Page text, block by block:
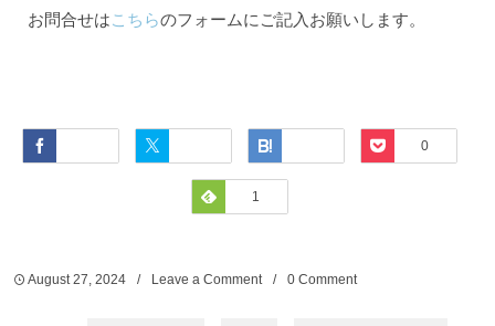
お問合せはこちらのフォームにご記入お願いします。
Pocket
0
Feedly
1
August 27,2024 Leave a Comment 0 Comment